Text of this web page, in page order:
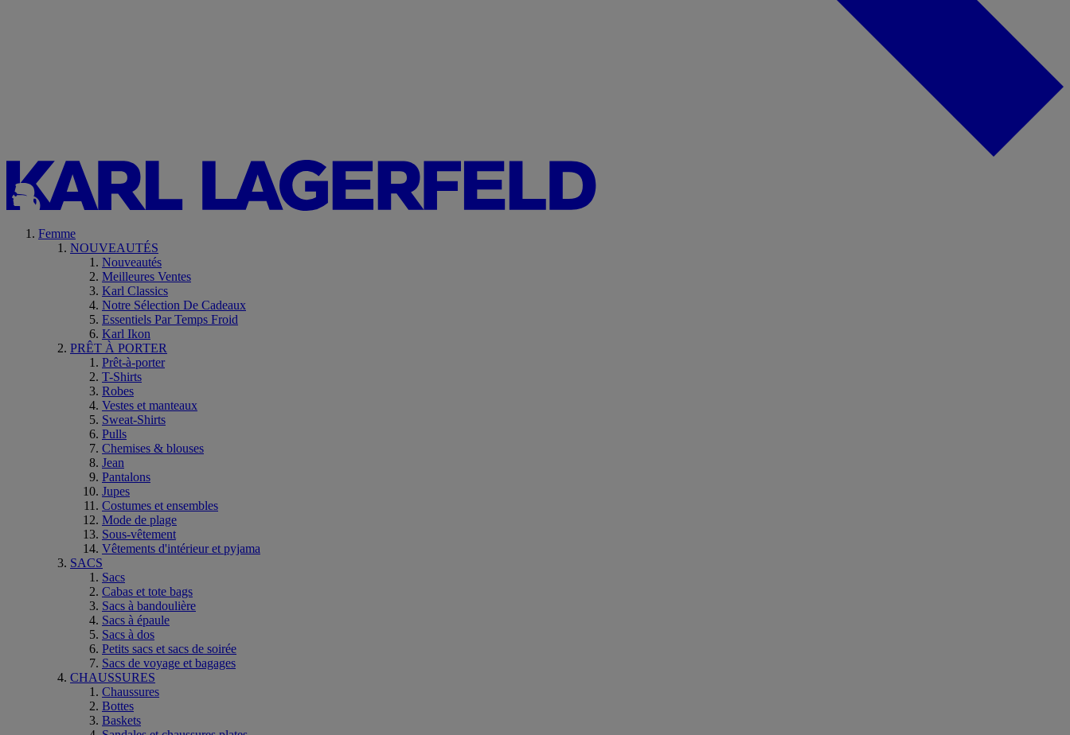
Femme
NOUVEAUTÉS
Nouveautés
Meilleures Ventes
Karl Classics
Notre Sélection De Cadeaux
Essentiels Par Temps Froid
Karl Ikon
PRÊT À PORTER
Prêt-à-porter
T-Shirts
Robes
Vestes et manteaux
Sweat-Shirts
Pulls
Chemises & blouses
Jean
Pantalons
Jupes
Costumes et ensembles
Mode de plage
Sous-vêtement
Vêtements d'intérieur et pyjama
SACS
Sacs
Cabas et tote bags
Sacs à bandoulière
Sacs à épaule
Sacs à dos
Petits sacs et sacs de soirée
Sacs de voyage et bagages
CHAUSSURES
Chaussures
Bottes
Baskets